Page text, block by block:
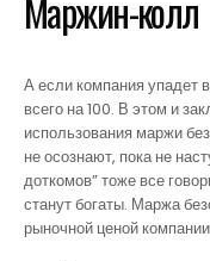
Маржин-колл
А если компания упадет
всего на 100. В этом и
использования маржи
не осознают, пока не
доткомов” тоже все
станут богаты. Маржа
рыночной ценой